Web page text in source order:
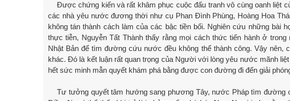
Được chứng kiến và rất khâm phục cuộc đấu tranh vô cùng oanh liệt
các nhà yêu nước đương thời như cụ Phan Đình Phùng, Hoàng Hoa
không tán thành cách làm của các bậc tiền bối. Nghiên cứu những bài
thực tiễn, Nguyễn Tất Thành thấy rằng mọi cách thức tiến hành ở
Nhật Bản để tìm đường cứu nước đều không thể thành công. Vậy
khác. Đó là kết luận rất quan trọng của Người với lòng yêu nước mãnh
hết sức minh mẫn quyết khám phá bằng được con đường đi đến giải
Tư tưởng quyết tâm hướng sang phương Tây, nước Pháp tìm đường